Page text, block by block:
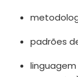
padrões
linguagem